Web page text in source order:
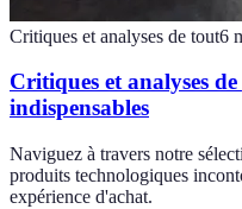
Critiques et analyses de tout6
Critiques et analyses
indispensables
Naviguez à travers notre
produits technologiques
expérience d'achat.